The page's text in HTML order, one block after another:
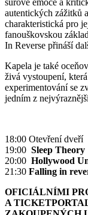
autentických zážitků
charakteristická pro
fanouškovskou
In Reverse přináší
Kapela je také
živá vystoupení,
experimentování se
jedním z
18:00 Otevření dveří
19:00 Sleep Theory
20:00 Hollywood
21:30 Falling in
OFICIÁLNÍMI
A